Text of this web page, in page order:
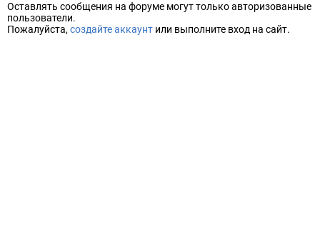
Оставлять сообщения на форуме могут только авторизованные
пользователи.
Пожалуйста, создайте аккаунт или выполните вход на сайт.